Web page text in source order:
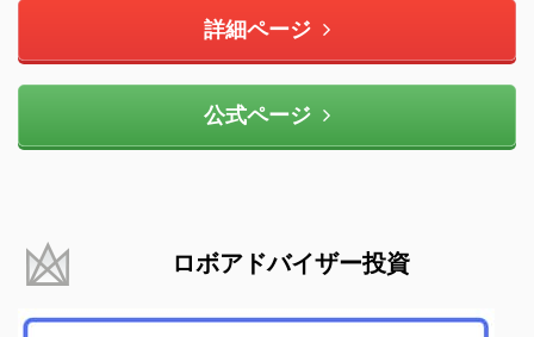
詳細ページ
公式ページ
ロボアドバイザー投資